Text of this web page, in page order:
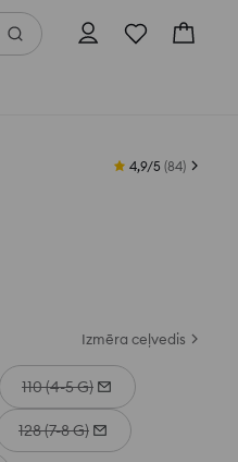
4,9/5 (84)
Izmēra ceļvedis
110 (4-5 G)
128 (7-8 G)